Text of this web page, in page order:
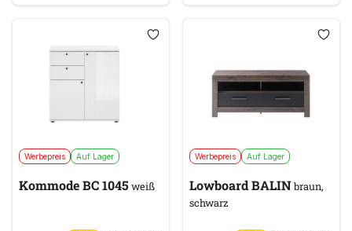
Werbepreis Auf Lager
Kommode BC 1045 weiß
Werbepreis Auf Lager
Lowboard BALINbraun,
schwarz